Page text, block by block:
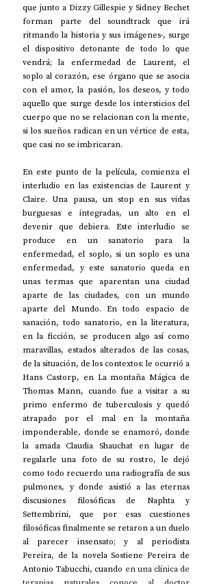
que junto a Dizzy Gillespie y Sidney Bechet
forman parte del soundtrack que irá
ritmando la historia y sus imágenes-, surge
el dispositivo detonante de todo lo que
vendrá; la enfermedad de Laurent, el
soplo al corazón, ese órgano que se asocia
con el amor, la pasión, los deseos, y todo
aquello que surge desde los intersticios del
cuerpo que no se relacionan con la mente,
si los sueños radican en un vértice de esta,
que casi no se imbricaran.
En este punto de la película, comienza el
interludio en las existencias de Laurent y
Claire. Una pausa, un stop en sus vidas
burguesas e integradas, un alto en el
devenir que debiera. Este interludio se
produce en un sanatorio para la
enfermedad, el soplo, si un soplo es una
enfermedad, y este sanatorio queda en
unas termas que aparentan una ciudad
aparte de las ciudades, con un mundo
aparte del Mundo. En todo espacio de
sanación, todo sanatorio, en la literatura,
en la ficción, se producen algo así como
maravillas, estados alterados de las cosas,
de la situación, de los contextos: le ocurrió a
Hans Castorp, en La montaña Mágica de
Thomas Mann, cuando fue a visitar a su
primo enfermo de tuberculosis y quedó
atrapado por el mal en la montaña
imponderable, donde se enamoró, donde
la amada Claudia Shauchat en lugar de
regalarle una foto de su rostro, le dejó
como todo recuerdo una radiografía de sus
pulmones, y donde asistió a las eternas
discusiones filosóficas de Naphta y
Settembrini, que por esas cuestiones
filosóficas finalmente se retaron a un duelo
al parecer insensato; y al periodista
Pereira, de la novela Sostiene Pereira de
Antonio Tabucchi, cuando en una clínica de